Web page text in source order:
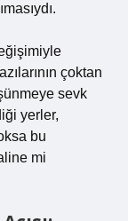
çoktan
sevk
yerler,
bu
mi